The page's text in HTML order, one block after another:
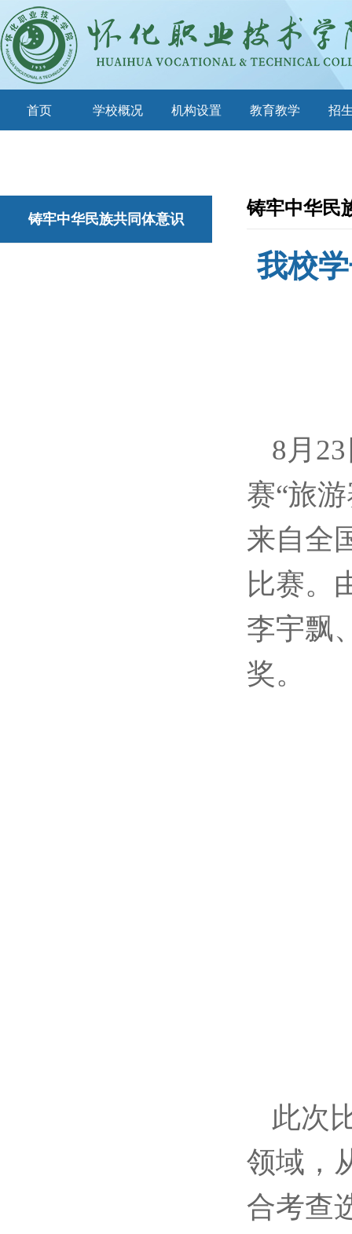
首页 学校概况 机构设置 教育教学 招
铸牢中华民族共同体意识
铸牢中华民
我校
8月
赛“旅
来自全
比赛。
李宇飘
奖。
此次
领域，
合考查